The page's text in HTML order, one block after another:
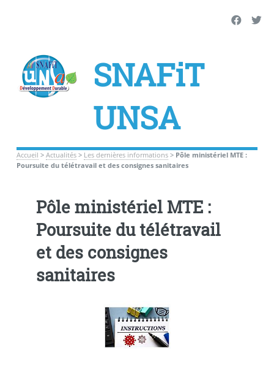
SNAFiT
UNSA
Accueil > Actualités> Les dernières informations> Pôle ministériel MTE :
Poursuite du télétravail et des consignes sanitaires
Pôle ministériel MTE :
Poursuite du télétravail
et des consignes
sanitaires